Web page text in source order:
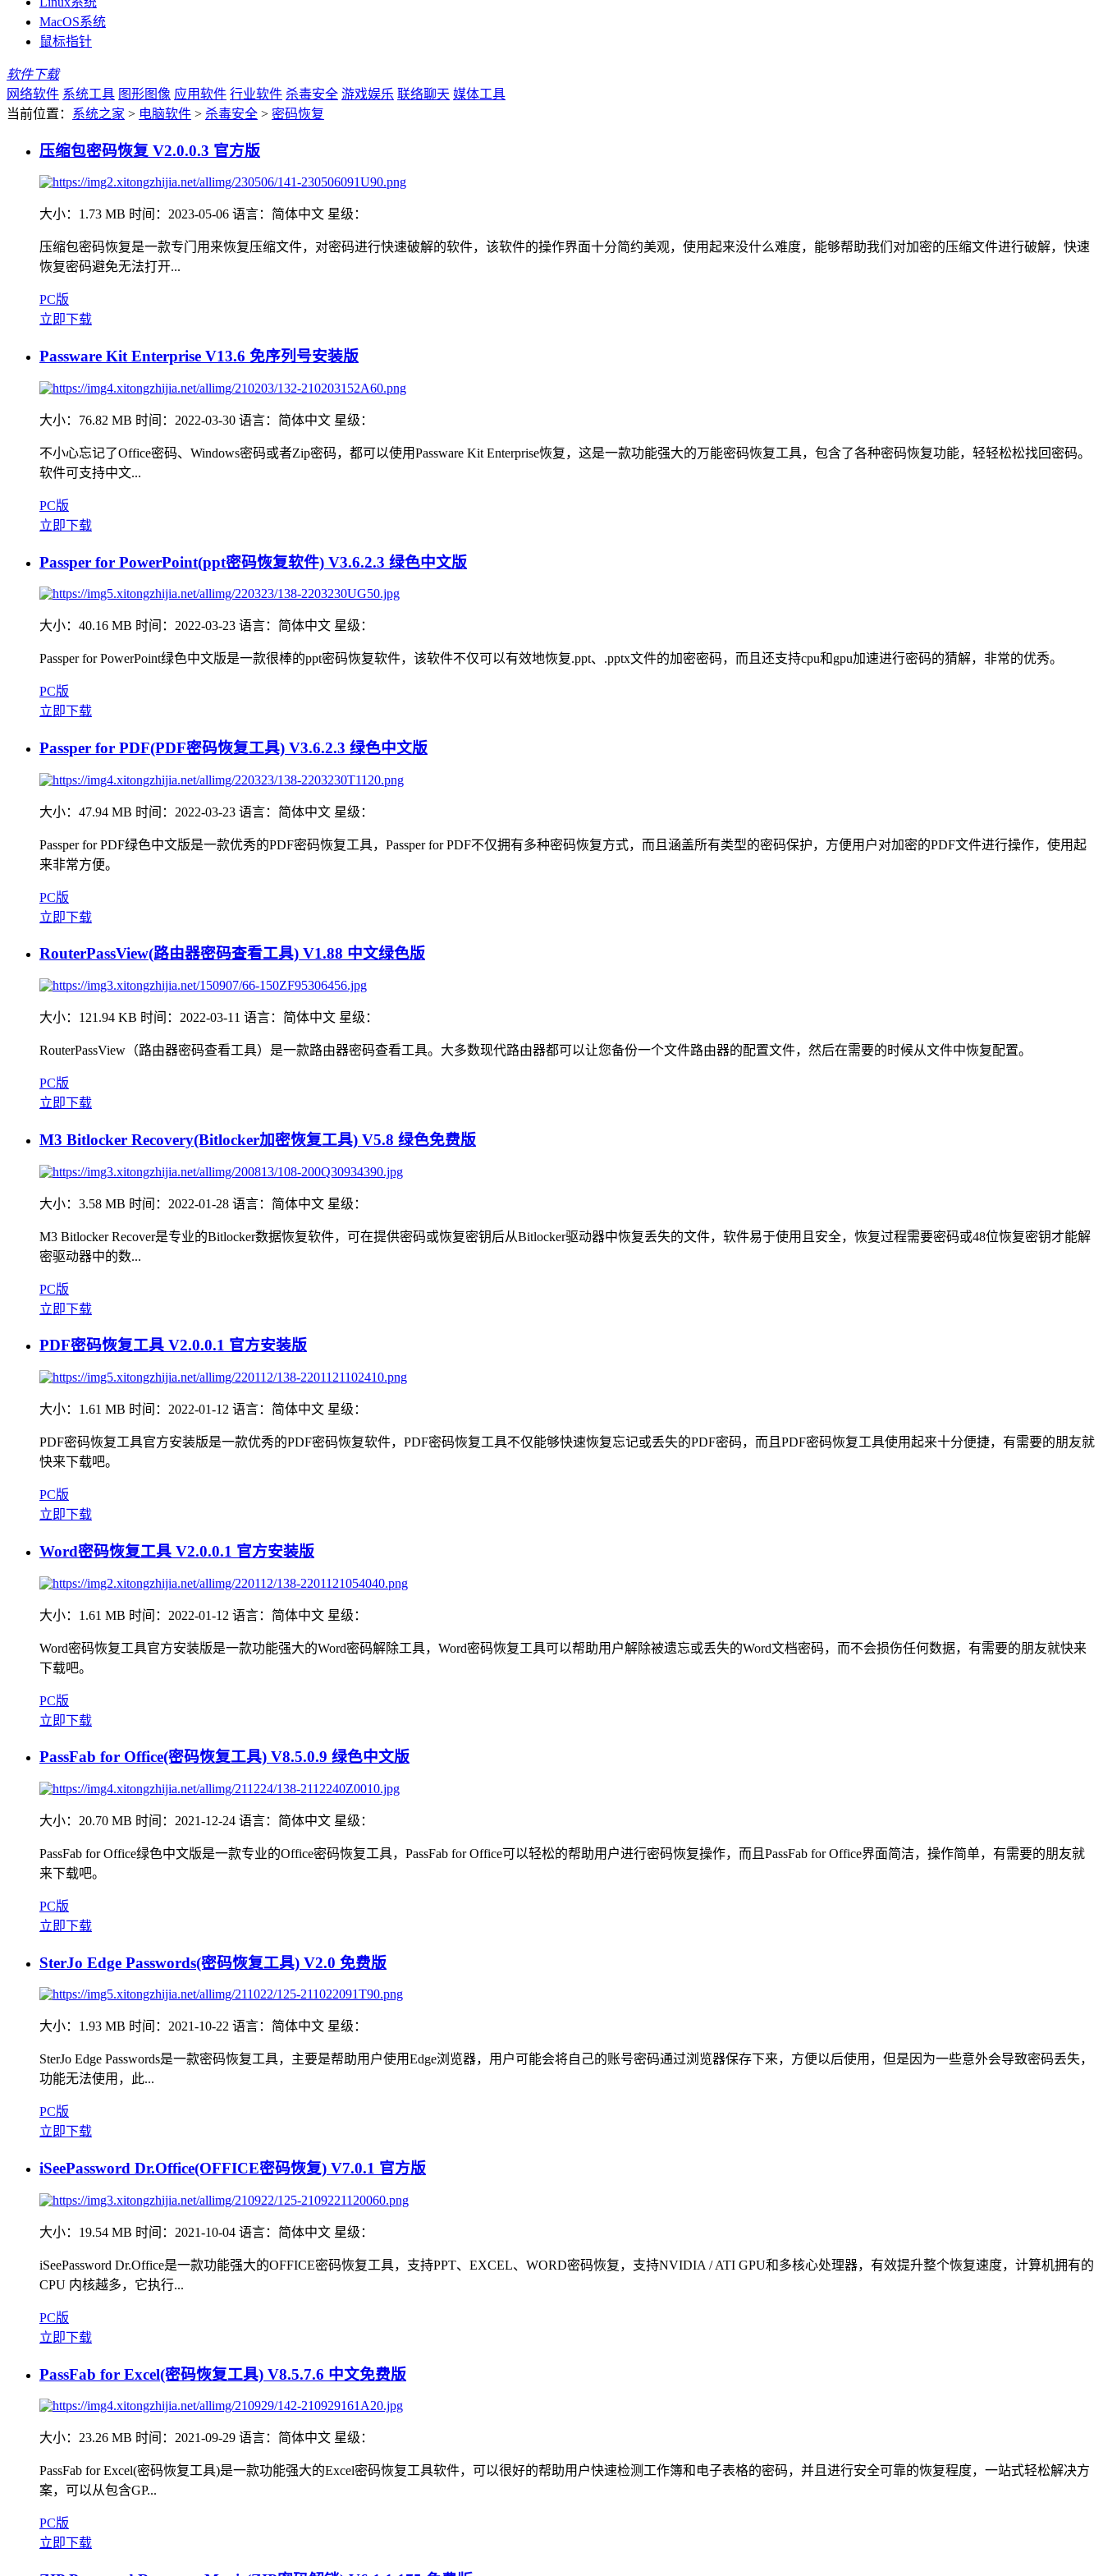
MacOS系统
鼠标指针
软件下载
网络软件 系统工具 图形图像 应用软件 行业软件 杀毒安全 游戏娱乐 联络聊天 媒体工具
当前位置： 系统之家 > 电脑软件 > 杀毒安全 > 密码恢复
压缩包密码恢复 V2.0.0.3 官方版
大小：1.73 MB 时间：2023-05-06 语言：简体中文 星级：
压缩包密码恢复是一款专门用来恢复压缩文件，对密码进行快速破解的软件，该软件的操作界面十分简约美观，使用起来没什么难度，能够帮助我们对加密的压缩文件进行破解，快速
恢复密码避免无法打开...
PC版
立即下载
Passware Kit Enterprise V13.6 免序列号安装版
大小：76.82 MB 时间：2022-03-30 语言：简体中文 星级：
不小心忘记了Office密码、Windows密码或者Zip密码，都可以使用Passware Kit Enterprise恢复，这是一款功能强大的万能密码恢复工具，包含了各种密码恢复功能，轻轻松松找回密码。
软件可支持中文...
PC版
立即下载
Passper for PowerPoint(ppt密码恢复软件) V3.6.2.3 绿色中文版
大小：40.16 MB 时间：2022-03-23 语言：简体中文 星级：
Passper for PowerPoint绿色中文版是一款很棒的ppt密码恢复软件，该软件不仅可以有效地恢复.ppt、.pptx文件的加密密码，而且还支持cpu和gpu加速进行密码的猜解，非常的优秀。
PC版
立即下载
Passper for PDF(PDF密码恢复工具) V3.6.2.3 绿色中文版
大小：47.94 MB 时间：2022-03-23 语言：简体中文 星级：
Passper for PDF绿色中文版是一款优秀的PDF密码恢复工具，Passper for PDF不仅拥有多种密码恢复方式，而且涵盖所有类型的密码保护，方便用户对加密的PDF文件进行操作，使用起
来非常方便。
PC版
立即下载
RouterPassView(路由器密码查看工具) V1.88 中文绿色版
大小：121.94 KB 时间：2022-03-11 语言：简体中文 星级：
RouterPassView（路由器密码查看工具）是一款路由器密码查看工具。大多数现代路由器都可以让您备份一个文件路由器的配置文件，然后在需要的时候从文件中恢复配置。
PC版
立即下载
M3 Bitlocker Recovery(Bitlocker加密恢复工具) V5.8 绿色免费版
大小：3.58 MB 时间：2022-01-28 语言：简体中文 星级：
M3 Bitlocker Recover是专业的Bitlocker数据恢复软件，可在提供密码或恢复密钥后从Bitlocker驱动器中恢复丢失的文件，软件易于使用且安全，恢复过程需要密码或48位恢复密钥才能解
密驱动器中的数...
PC版
立即下载
PDF密码恢复工具 V2.0.0.1 官方安装版
大小：1.61 MB 时间：2022-01-12 语言：简体中文 星级：
PDF密码恢复工具官方安装版是一款优秀的PDF密码恢复软件，PDF密码恢复工具不仅能够快速恢复忘记或丢失的PDF密码，而且PDF密码恢复工具使用起来十分便捷，有需要的朋友就
快来下载吧。
PC版
立即下载
Word密码恢复工具 V2.0.0.1 官方安装版
大小：1.61 MB 时间：2022-01-12 语言：简体中文 星级：
Word密码恢复工具官方安装版是一款功能强大的Word密码解除工具，Word密码恢复工具可以帮助用户解除被遗忘或丢失的Word文档密码，而不会损伤任何数据，有需要的朋友就快来
下载吧。
PC版
立即下载
PassFab for Office(密码恢复工具) V8.5.0.9 绿色中文版
大小：20.70 MB 时间：2021-12-24 语言：简体中文 星级：
PassFab for Office绿色中文版是一款专业的Office密码恢复工具，PassFab for Office可以轻松的帮助用户进行密码恢复操作，而且PassFab for Office界面简洁，操作简单，有需要的朋友就
来下载吧。
PC版
立即下载
SterJo Edge Passwords(密码恢复工具) V2.0 免费版
大小：1.93 MB 时间：2021-10-22 语言：简体中文 星级：
SterJo Edge Passwords是一款密码恢复工具，主要是帮助用户使用Edge浏览器，用户可能会将自己的账号密码通过浏览器保存下来，方便以后使用，但是因为一些意外会导致密码丢失，
功能无法使用，此...
PC版
立即下载
iSeePassword Dr.Office(OFFICE密码恢复) V7.0.1 官方版
大小：19.54 MB 时间：2021-10-04 语言：简体中文 星级：
iSeePassword Dr.Office是一款功能强大的OFFICE密码恢复工具，支持PPT、EXCEL、WORD密码恢复，支持NVIDIA / ATI GPU和多核心处理器，有效提升整个恢复速度，计算机拥有的
CPU 内核越多，它执行...
PC版
立即下载
PassFab for Excel(密码恢复工具) V8.5.7.6 中文免费版
大小：23.26 MB 时间：2021-09-29 语言：简体中文 星级：
PassFab for Excel(密码恢复工具)是一款功能强大的Excel密码恢复工具软件，可以很好的帮助用户快速检测工作簿和电子表格的密码，并且进行安全可靠的恢复程度，一站式轻松解决方
案，可以从包含GP...
PC版
立即下载